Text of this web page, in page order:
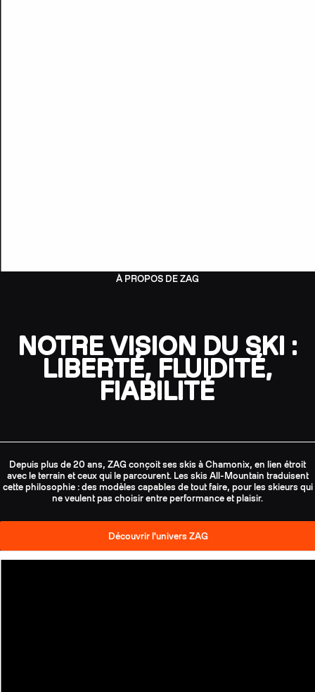
À PROPOS DE ZAG
NOTRE VISION DU SKI :
LIBERTÉ, FLUIDITÉ,
FIABILITÉ
Depuis plus de 20 ans, ZAG conçoit ses skis à Chamonix, en lien étroit
avec le terrain et ceux qui le parcourent. Les skis All-Mountain traduisent
cette philosophie : des modèles capables de tout faire, pour les skieurs qui
ne veulent pas choisir entre performance et plaisir.
Découvrir l'univers ZAG